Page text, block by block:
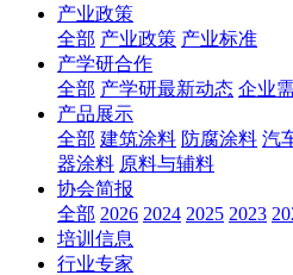
产业政策
全部 产业政策 产业标准
产学研合作
全部 产学研最新动态 企业
产品展示
全部 建筑涂料 防腐涂料 汽
器涂料 原料与辅料
协会简报
全部 2026 2024 2025 2023
培训信息
行业专家